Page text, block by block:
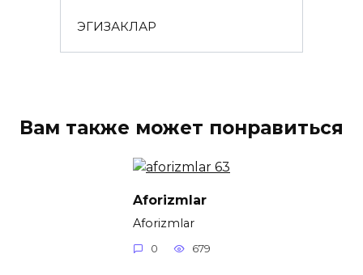
ЭГИЗАКЛАР
Вам также может понравиться
Aforizmlar
Aforizmlar
0 679